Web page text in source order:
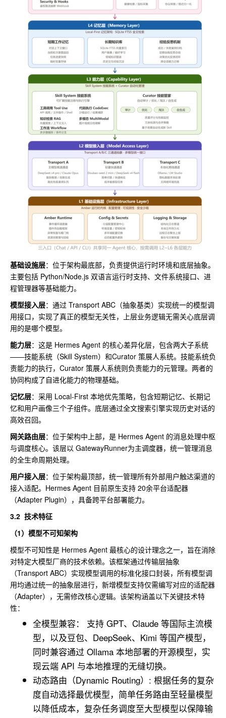
基础设施层：位于架构最底部，负责提供运行时环境和底层抽象。
主要包括 Python/Node.js 双语言运行时支持、文件系统接口、进
程管理器等基础能力。
模型接入层：通过 Transport ABC（抽象基类）实现统一的模型调
用接口，实现了真正的模型无关性，上层业务逻辑无需关心底层调
用的是哪个模型。
能力层：这是 Hermes Agent 的核心差异化层，包含两大子系统
——技能系统（Skill System）和Curator 策展人系统。技能系统负
责能力的执行，Curator 策展人系统则负责能力的元管理。两者的
协同构成了自进化能力的物理基础。
记忆层：采用 Local-First 本地优先策略，包含短期记忆、长期记
忆和用户画像三个子组件。底层通过全文搜索引擎实现历史对话的
高效召回。
网关路由层：位于架构中上部，是 Hermes Agent 的消息处理中枢
与调度核心。该层以 GatewayRunner为主调度器，统一管理消息
的全生命周期处理。
用户接入层：位于架构最顶部，统一管理所有外部用户触达渠道的
接入适配。Hermes Agent 目前原生支持 20余平台适配器
（Adapter Plugin），具备跨平台部署能力。
3.2 技术特征
（1）模型不可知架构
模型不可知性是 Hermes Agent 最核心的设计理念之一，旨在消除
对特定大模型厂商的技术依赖。该框架通过传输层抽象
（Transport ABC）实现模型调用的标准化接口封装，所有模型调
用均通过统一的抽象层进行，新增模型支持仅需编写对应的适配器
（Adapter），无需修改核心逻辑。该架构涵盖以下关键技术特
性：
全模型兼容： 支持 GPT、Claude 等国际主流模
型，以及豆包、DeepSeek、Kimi 等国产模型，
同时兼容通过 Ollama 本地部署的开源模型，实
现云端 API 与本地推理的无缝切换。
动态路由（Dynamic Routing）: 根据任务的复杂
度自动选择最优模型，简单任务路由至轻量模型
以降低成本，复杂任务调度至大型模型以保障输